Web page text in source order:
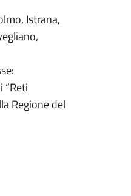
Istrana,
“Reti
Regione del